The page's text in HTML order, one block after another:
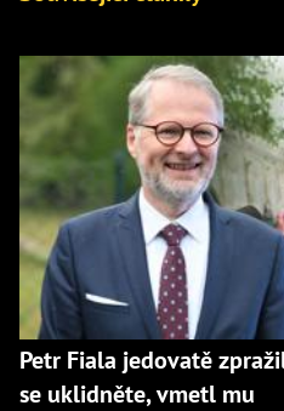
Petr Fiala jedovatě
se uklidněte, vmetl mu